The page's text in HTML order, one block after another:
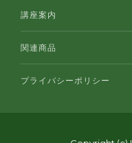
講座案内
関連商品
プライバシーポリシー